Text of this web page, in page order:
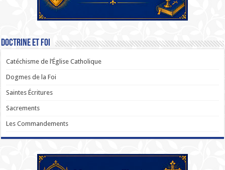
Doctrine et Foi
Catéchisme de l’Église Catholique
Dogmes de la Foi
Saintes Écritures
Sacrements
Les Commandements